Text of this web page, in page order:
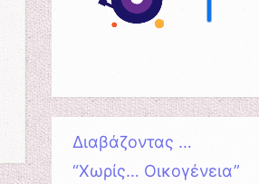
Διαβάζοντας …
“Χωρίς… Οικογένεια”